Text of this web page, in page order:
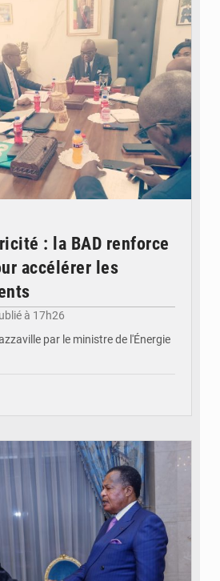
: la BAD renforce
accélérer les
à 17h26
par le ministre de l'Énergie